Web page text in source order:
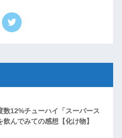
数12%チューハイ「スーパース
飲んでみての感想【化け物】